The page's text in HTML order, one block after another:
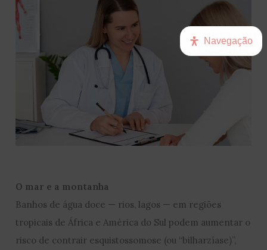
O mar e a montanha
Banhos de água doce — rios, lagos — em regiões
tropicais de África e América do Sul podem aumentar o
risco de contrair esquistossomose (ou “bilharzíase)”,
Navegação